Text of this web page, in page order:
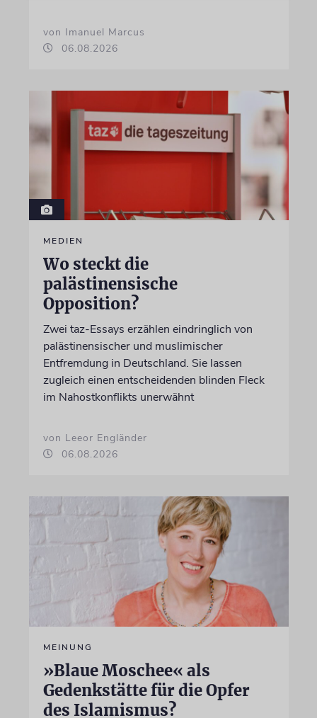
von Imanuel Marcus
06.08.2026
MEDIEN
Wo steckt die
palästinensische
Opposition?
Zwei taz-Essays erzählen eindringlich von
palästinensischer und muslimischer
Entfremdung in Deutschland. Sie lassen
zugleich einen entscheidenden blinden Fleck
im Nahostkonflikts unerwähnt
von Leeor Engländer
06.08.2026
MEINUNG
»Blaue Moschee« als
Gedenkstätte für die Opfer
des Islamismus?